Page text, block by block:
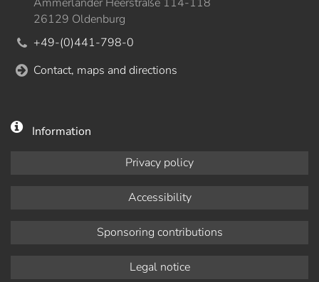
26129 Oldenburg
+49-(0)441-798-0
Contact, maps and directions
Information
Privacy policy
Accessibility
Sponsoring contributions
Legal notice